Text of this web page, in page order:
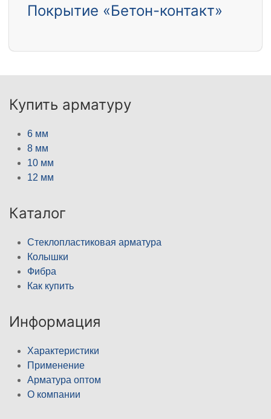
Покрытие «Бетон-контакт»
Купить арматуру
6 мм
8 мм
10 мм
12 мм
Каталог
Стеклопластиковая арматура
Колышки
Фибра
Как купить
Информация
Характеристики
Применение
Арматура оптом
О компании